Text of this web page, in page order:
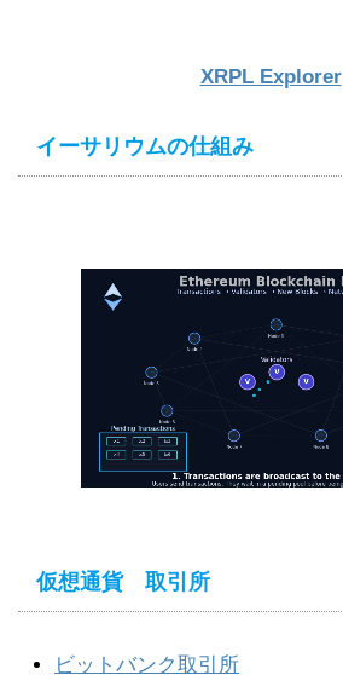
XRPL Explorer
イーサリウムの仕組み
仮想通貨 取引所
ビットバンク取引所